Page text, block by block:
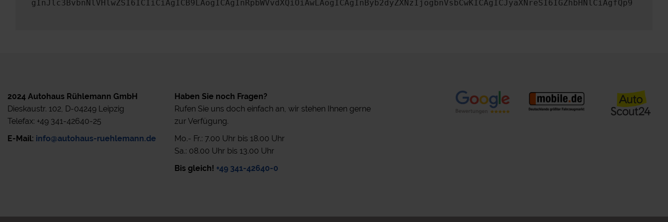
gInJlc3BvbnNlVHlwZSI6ICIiCiAgICB9LAogICAgInRpbWVvdXQiOiAwLAogICAgInByb2dyZXNzIjogbnVsbCwKICAgICJyaXNreSI6IGZhbHNlCiAgfQp9
2024 Autohaus Rühlemann GmbH
Dieskaustr. 102, D-04249 Leipzig
Telefax: +49 341-42640-25
E-Mail: info@autohaus-ruehlemann.de
Haben Sie noch Fragen?
Rufen Sie uns doch einfach an, wir stehen Ihnen gerne
zur Verfügung.
Mo.- Fr.: 7.00 Uhr bis 18.00 Uhr
Sa.: 08.00 Uhr bis 13.00 Uhr
Bis gleich! +49 341-42640-0